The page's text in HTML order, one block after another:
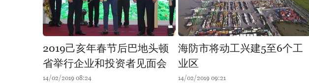
2019己亥年春节后巴地头顿
省举行企业和投资者见面会
14/02/2019 08:24
海防市将动工兴建5至6个工
业区
14/02/2019 09:21